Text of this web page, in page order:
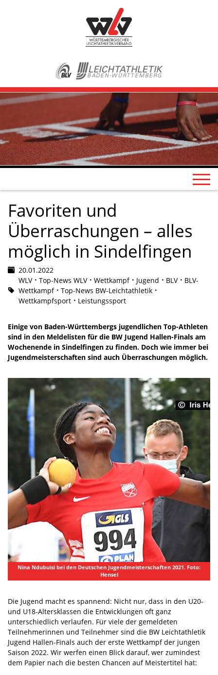
Favoriten und
Überraschungen – alles
möglich in Sindelfingen
20.01.2022
WLV
Top-News WLV Wettkampf Jugend BLV
BLV-
Wettkampf
Top-News BW-Leichtathletik
Wettkampfsport
Leistungssport
Einige von Baden-Württembergs jugendlichen Top-Athleten
sind in den Meldelisten für die BW Jugend Hallen-Finals am
Wochenende in Sindelfingen zu finden. Doch wie immer bei
Jugendmeisterschaften sind auch Überraschungen möglich.
Nina Ndubuisi bei den Deutschen Jugendmeisterschaften 2021. Foto:
Hensel
Die Jugend macht es spannend: Nicht nur, dass in den U20-
und U18-Altersklassen die Entwicklungen oft ganz
unterschiedlich verlaufen. Für viele der gemeldeten
Teilnehmerinnen und Teilnehmer sind die BW Leichtathletik
Jugend Hallen-Finals auch der erste Wettkampf der jungen
Saison 2022. Wir werfen einen Blick darauf, wer zumindest
dem Papier nach die besten Chancen auf Meistertitel hat: